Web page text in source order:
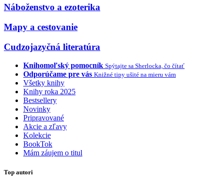
Náboženstvo a ezoterika
Mapy a cestovanie
Cudzojazyčná literatúra
Knihomoľský pomocník Spýtajte sa Sherlocka, čo čítať
Odporúčame pre vás Knižné tipy ušité na mieru vám
Všetky knihy
Knihy roka 2025
Bestsellery
Novinky
Pripravované
Akcie a zľavy
Kolekcie
BookTok
Mám záujem o titul
Top autori